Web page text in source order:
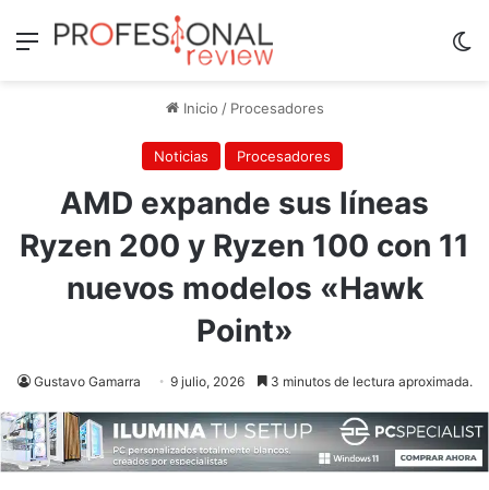
Menú
Inicio / Procesadores
Noticias Procesadores
AMD expande sus líneas
Ryzen 200 y Ryzen 100 con 11
nuevos modelos «Hawk
Point»
Gustavo Gamarra 9 julio, 2026 3 minutos de lectura aproximada.